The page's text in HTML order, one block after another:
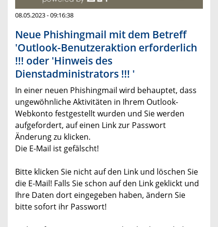
08.05.2023 - 09:16:38
Neue Phishingmail mit dem Betreff
'Outlook-Benutzeraktion erforderlich
!!! oder 'Hinweis des
Dienstadministrators !!! '
In einer neuen Phishingmail wird behauptet, dass
ungewöhnliche Aktivitäten in Ihrem Outlook-
Webkonto festgestellt wurden und Sie werden
aufgefordert, auf einen Link zur Passwort
Änderung zu klicken.
Die E-Mail ist gefälscht!
Bitte klicken Sie nicht auf den Link und löschen Sie
die E-Mail! Falls Sie schon auf den Link geklickt und
Ihre Daten dort eingegeben haben, ändern Sie
bitte sofort ihr Passwort!